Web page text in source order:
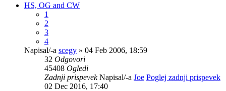
HS, OG and CW
1
2
3
4
Napisal/-a scegy » 04 Feb 2006, 18:59
32 Odgovori
45408 Ogledi
Zadnji prispevekNapisal/-a Joe Poglej zadnji prispevek
02 Dec 2016, 17:40